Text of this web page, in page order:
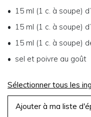
15 ml (1 c. à soupe) d’
15 ml (1 c. à soupe) d’
15 ml (1 c. à soupe)
sel et poivre au goût
Sélectionner tous les
Ajouter à ma liste